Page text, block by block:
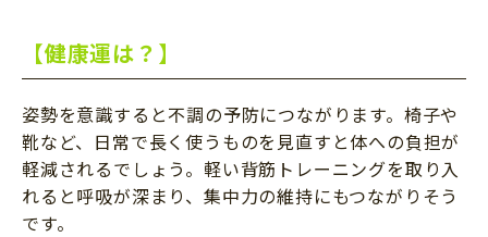
【健康運は？】
姿勢を意識すると不調の予防につながります。椅子や
靴など、日常で長く使うものを見直すと体への負担が
軽減されるでしょう。軽い背筋トレーニングを取り入
れると呼吸が深まり、集中力の維持にもつながりそう
です。